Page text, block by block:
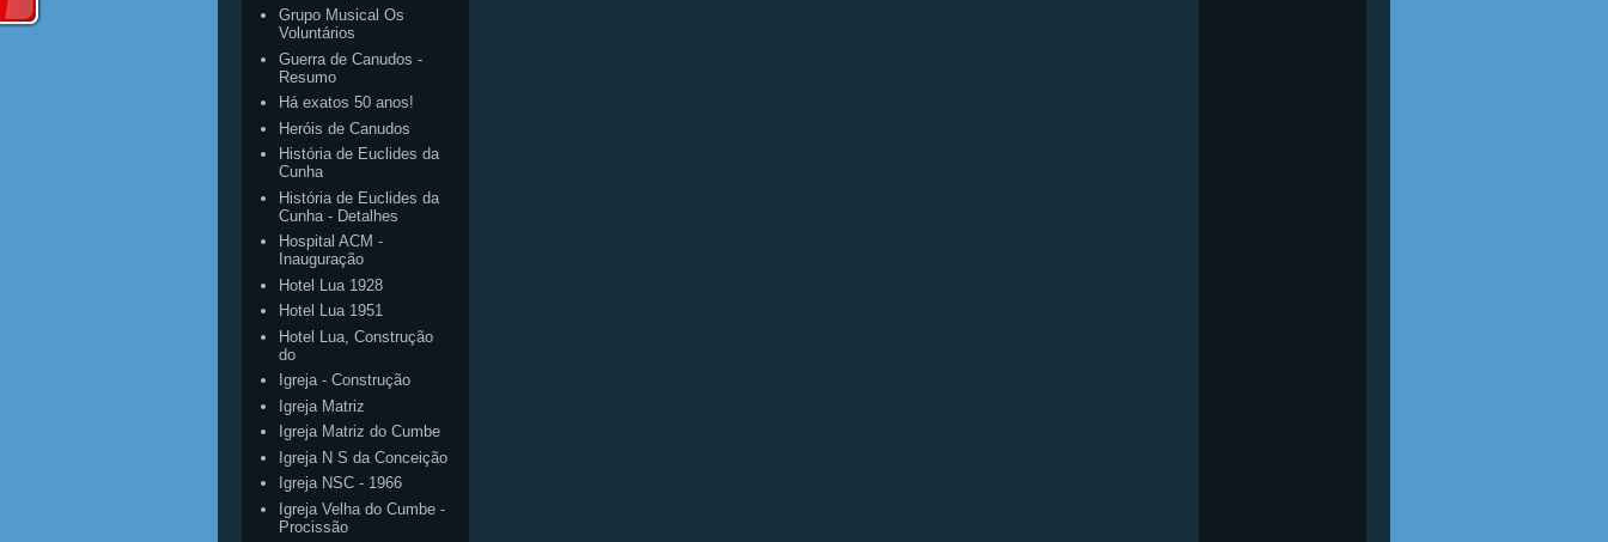
Grupo Musical Os
Voluntários
Guerra de Canudos -
Resumo
Há exatos 50 anos!
Heróis de Canudos
História de Euclides da
Cunha
História de Euclides da
Cunha - Detalhes
Hospital ACM -
Inauguração
Hotel Lua 1928
Hotel Lua 1951
Hotel Lua, Construção
do
Igreja - Construção
Igreja Matriz
Igreja Matriz do Cumbe
Igreja N S da Conceição
Igreja NSC - 1966
Igreja Velha do Cumbe -
Procissão